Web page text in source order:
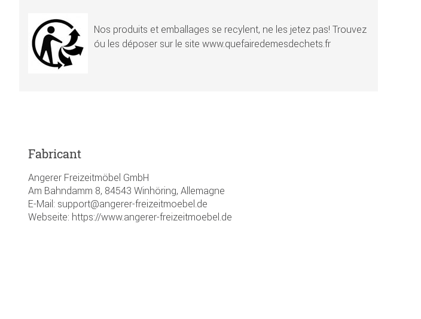
Nos produits et emballages se recylent, ne les jetez pas! Trouvez
óu les déposer sur le site www.quefairedemesdechets.fr
Fabricant
Angerer Freizeitmöbel GmbH
Am Bahndamm 8, 84543 Winhöring, Allemagne
E-Mail: support@angerer-freizeitmoebel.de
Webseite: https://www.angerer-freizeitmoebel.de